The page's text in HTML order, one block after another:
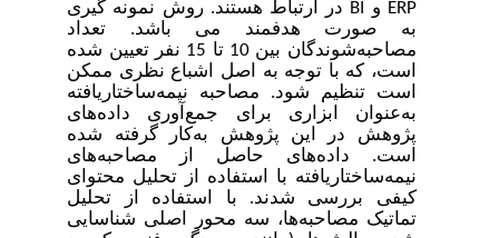
ERPوBI
در ارتباط هستند. روش نمونه گیری
به صورت هدفمند می باشد. تعداد
مصاحبه‌شوندگان بین 10 تا 15 نفر تعیین شده
است، که با توجه به اصل اشباع نظری ممکن
است تنظیم شود. مصاحبه نیمه‌ساختاریافته
به‌عنوان ابزاری برای جمع‌آوری داده‌های
پژوهش در این پژوهش به‌کار گرفته شده
است. داده‌های حاصل از مصاحبه‌های
نیمه‌ساختاریافته با استفاده از تحلیل محتوای
کیفی بررسی شدند. با استفاده از تحلیل
تماتیک مصاحبه‌ها، سه محور اصلی شناسایی